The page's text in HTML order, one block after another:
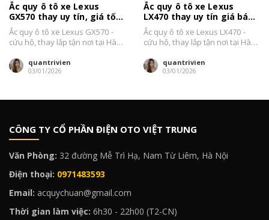
Ắc quy ô tô xe Lexus
GX570 thay uy tín, giá tốt
tại Hà Nội 2026
Ắc quy ô tô xe Lexus GX570 -
cứu hộ, thay lắp tận nơi tại Hà
quantrivien
03/01/2026
Ắc quy ô tô xe Lexus
LX470 thay uy tín giá bán
tốt tại Hà Nội 2026
Ắc quy ô tô xe Lexus LX470 -
cứu hộ, thay lắp tận nơi tại Hà
quantrivien
03/01/2026
CÔNG TY CỔ PHẦN ĐIỆN OTO VIỆT TRUNG
Văn Phòng: 32 đường Mễ Trì Hạ, Nam Từ Liêm, Hà Nội
Điện thoại: 0971483593
Email: acquychuan@gmail.com
Thời gian làm việc: 6h30 - 22h00 (T2-CN)